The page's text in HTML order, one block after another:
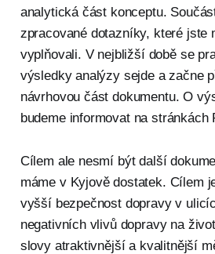
analytická část konceptu.
zpracované dotazníky, které jste
vyplňovali. V nejbližší době se
výsledky analýzy sejde a začne
návrhovou část dokumentu. O
budeme informovat na stránkách
Cílem ale nesmí být další
máme v Kyjově dostatek. Cílem
vyšší bezpečnost dopravy v
negativních vlivů dopravy na
slovy atraktivnější a kvalitnější